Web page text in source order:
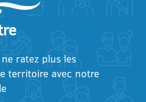
ratez plus les
territoire avec notre